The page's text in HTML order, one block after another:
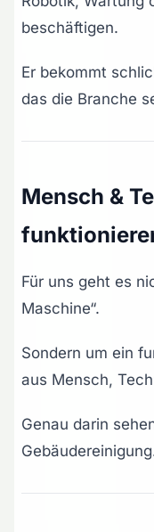
beschäftigen.
Er bekommt
das die Branche
Mensch &
Für uns geht es
Maschine“.
Sondern um ein
aus Mensch,
Genau darin